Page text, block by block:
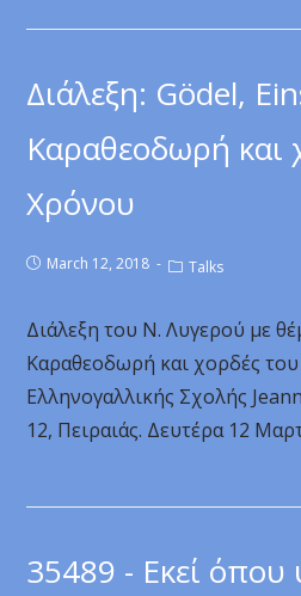
Διάλεξη: Gödel,
Καραθεοδωρή και
Χρόνου
March 12, 2018 Talks
Διάλεξη του Ν. Λυγερού με
Καραθεοδωρή και χορδές
Ελληνογαλλικής Σχολής
12, Πειραιάς. Δευτέρα 12
35489 - Εκεί όπου